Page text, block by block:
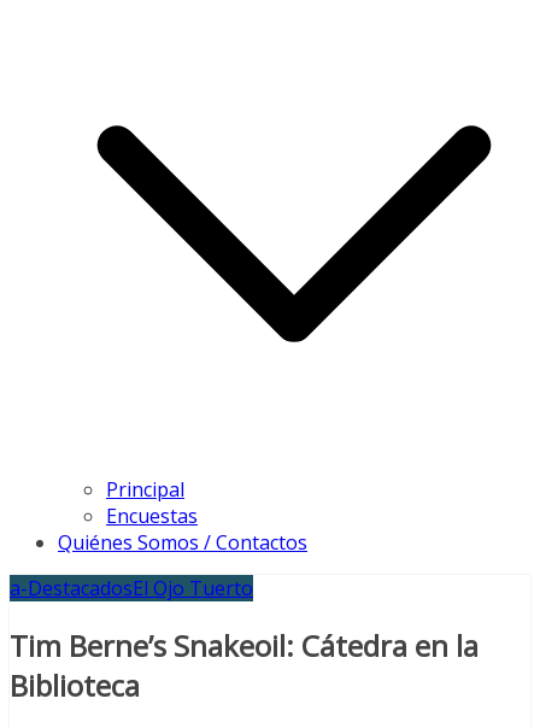
Principal
Encuestas
Quiénes Somos / Contactos
a-DestacadosEl Ojo Tuerto
Tim Berne’s Snakeoil: Cátedra en la
Biblioteca